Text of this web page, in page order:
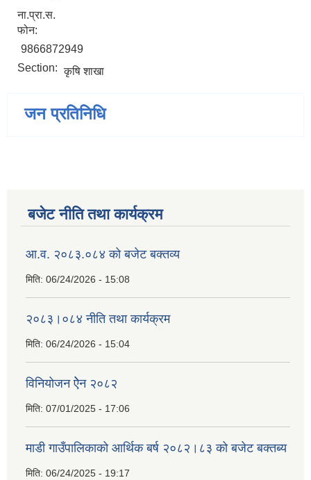
ना.प्रा.स.
फोन:
9866872949
Section: कृषि शाखा
जन प्रतिनिधि
बजेट नीति तथा कार्यक्रम
आ.व. २०८३.०८४ को बजेट बक्तव्य
मिति: 06/24/2026 - 15:08
२०८३।०८४ नीति तथा कार्यक्रम
मिति: 06/24/2026 - 15:04
विनियोजन ऐेन २०८२
मिति: 07/01/2025 - 17:06
माडी गाउँपालिकाको आर्थिक बर्ष २०८२।८३ को बजेट बक्तब्य
मिति: 06/24/2025 - 19:17